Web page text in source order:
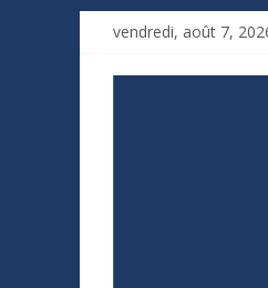
vendredi, août 7,